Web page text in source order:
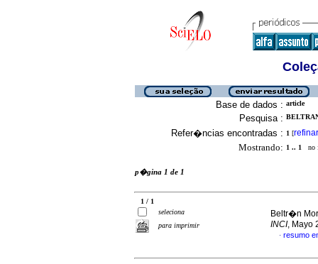
Base de dados : article
Pesquisa :
Refer�ncias encontradas : 1 [refinar
Mostrando: 1 .. 1 no
p�gina 1 de 1
1 / 1
seleciona
para imprimir
Beltr�n
INCI, Mayo
· resumo